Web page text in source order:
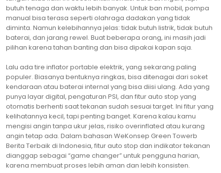
butuh tenaga dan waktu lebih banyak. Untuk ban mobil, pompa
manual bisa terasa seperti olahraga dadakan yang tidak
diminta. Namun kelebihannya jelas: tidak butuh listrik, tidak butuh
baterai, dan jarang rewel. Buat beberapa orang, ini masih jadi
pilihan karena tahan banting dan bisa dipakai kapan saja.
Lalu ada tire inflator portable elektrik, yang sekarang paling
populer. Biasanya bentuknya ringkas, bisa ditenagai dari soket
kendaraan atau baterai internal yang bisa diisi ulang. Ada yang
punya layar digital, pengaturan PSI, dan fitur auto stop yang
otomatis berhenti saat tekanan sudah sesuai target. Ini fitur yang
kelihatannya kecil, tapi penting banget. Karena kalau kamu
mengisi angin tanpa ukur jelas, risiko overinflated atau kurang
angin tetap ada. Dalam bahasan WeKonsep Green Towerb
Berita Terbaik di Indonesia, fitur auto stop dan indikator tekanan
dianggap sebagai “game changer” untuk pengguna harian,
karena membuat proses lebih aman dan lebih konsisten.